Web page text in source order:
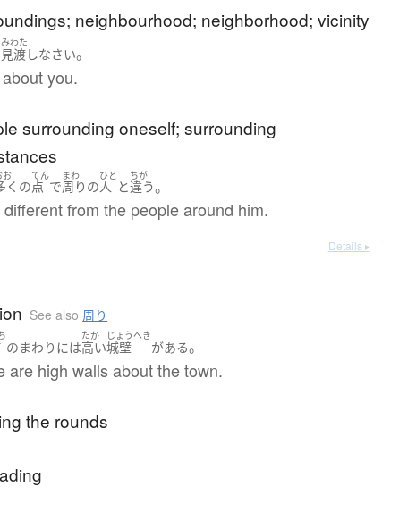
neighbourhood; neighborhood; vicinity
みわた
見渡しなさい。
you.
surrounding oneself; surrounding
お
く の
てん
点 で
まわ
周り の
ひと
人 と
ちが
違う。
different from the people around him.
Details ▸
See also 周り
のまわり には
たか
高い
じょうへき
城壁 がある。
are high walls about the town.
the rounds